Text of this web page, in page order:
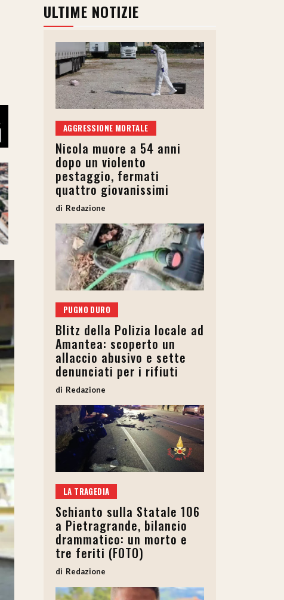
ULTIME NOTIZIE
AGGRESSIONE MORTALE
Nicola muore a 54 anni
dopo un violento
pestaggio, fermati
quattro giovanissimi
Redazione
PUGNO DURO
Blitz della Polizia locale ad
Amantea: scoperto un
allaccio abusivo e sette
denunciati per i rifiuti
Redazione
LA TRAGEDIA
Schianto sulla Statale 106
a Pietragrande, bilancio
drammatico: un morto e
tre feriti (FOTO)
Redazione